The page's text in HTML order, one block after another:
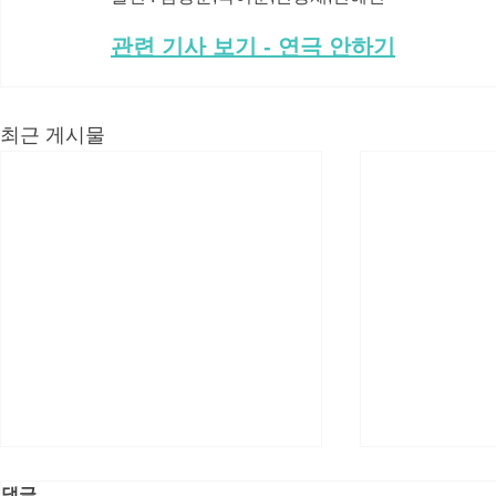
관련 기사 보기 - 연극 안하기
최근 게시물